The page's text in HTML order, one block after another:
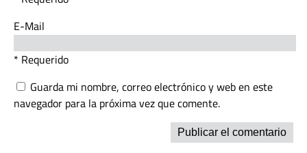
E-Mail
* Requerido
Guarda mi nombre, correo electrónico y web en este
navegador para la próxima vez que comente.